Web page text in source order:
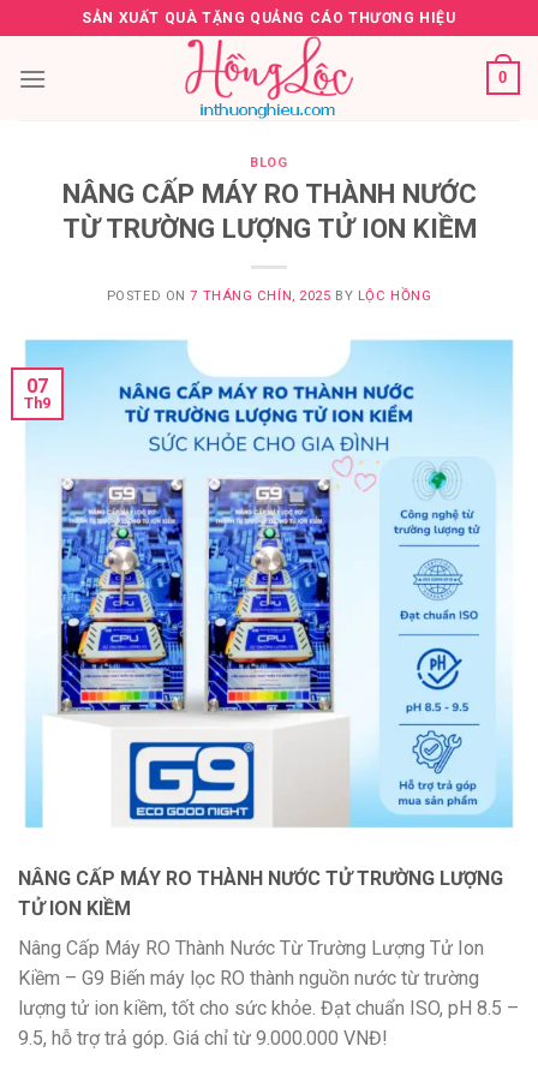
to
content
SẢN XUẤT QUÀ TẶNG QUẢNG CÁO THƯƠNG HIỆU
0
BLOG
NÂNG CẤP MÁY RO THÀNH NƯỚC
TỪ TRƯỜNG LƯỢNG TỬ ION KIỀM
POSTED ON7 THÁNG CHÍN, 2025 BY LỘC HỒNG
07
Th9
NÂNG CẤP MÁY RO THÀNH NƯỚC TỬ TRƯỜNG LƯỢNG
TỬ ION KIỀM
Nâng Cấp Máy RO Thành Nước Từ Trường Lượng Tử Ion
Kiềm – G9 Biến máy lọc RO thành nguồn nước từ trường
lượng tử ion kiềm, tốt cho sức khỏe. Đạt chuẩn ISO, pH 8.5 –
9.5, hỗ trợ trả góp. Giá chỉ từ 9.000.000 VNĐ!